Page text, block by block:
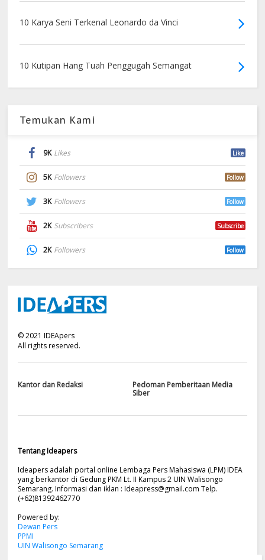
10 Karya Seni Terkenal Leonardo da Vinci
10 Kutipan Hang Tuah Penggugah Semangat
Temukan Kami
9K Likes Like
5K Followers Follow
3K Followers Follow
2K Subscribers Subscribe
2K Followers Follow
©2021 IDEApers
All rights reserved.
Kantor dan Redaksi
Pedoman Pemberitaan Media
Siber
Tentang Ideapers
Ideapers adalah portal online Lembaga Pers Mahasiswa (LPM) IDEA
yang berkantor di Gedung PKM Lt. II Kampus 2 UIN Walisongo
Semarang. Informasi dan iklan :Ideapress@gmail.com Telp.
(+62)81392462770
Powered by:
Dewan Pers
PPMI
UIN Walisongo Semarang